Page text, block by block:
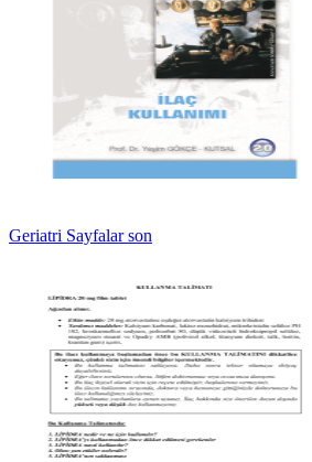
Geriatri Sayfalar son